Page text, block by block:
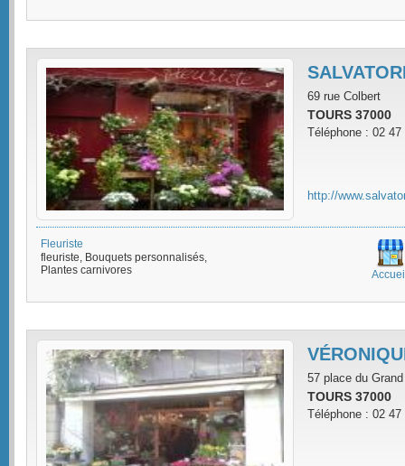
69 rue Colbert
TOURS 37000
Téléphone : 02 47
http://
Fleuriste
fleuriste, Bouquets personnalisés,
Plantes carnivores
57 place du
TOURS 37000
Téléphone : 02 47